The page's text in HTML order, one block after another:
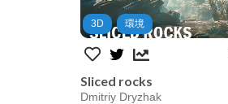
3D 環境
Sliced rocks
Dmitriy Dryzhak